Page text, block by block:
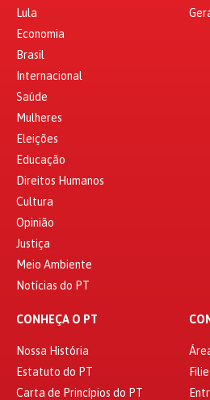
Lula
Economia
Brasil
Internacional
Saúde
Mulheres
Eleições
Educação
Direitos Humanos
Cultura
Opinião
Justiça
Meio Ambiente
Notícias do PT
CONHEÇA O PT
Nossa História
Estatuto do PT
Carta de Princípios do PT